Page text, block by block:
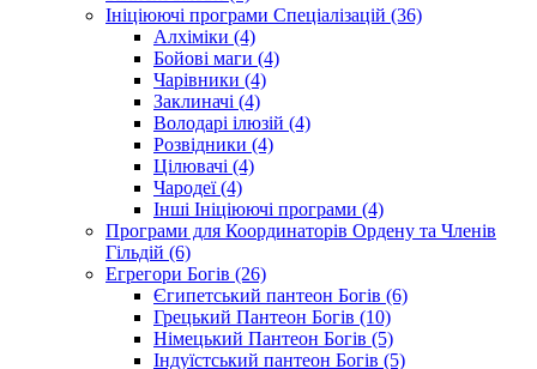
Ініціюючі програми Спеціалізацій (36)
Алхіміки (4)
Бойові маги (4)
Чарівники (4)
Заклиначі (4)
Володарі ілюзій (4)
Розвідники (4)
Цілювачі (4)
Чародеї (4)
Інші Ініціюючі програми (4)
Програми для Координаторів Ордену та Членів
Гільдій (6)
Егрегори Богів (26)
Єгипетський пантеон Богів (6)
Грецький Пантеон Богів (10)
Німецький Пантеон Богів (5)
Індуїстський пантеон Богів (5)